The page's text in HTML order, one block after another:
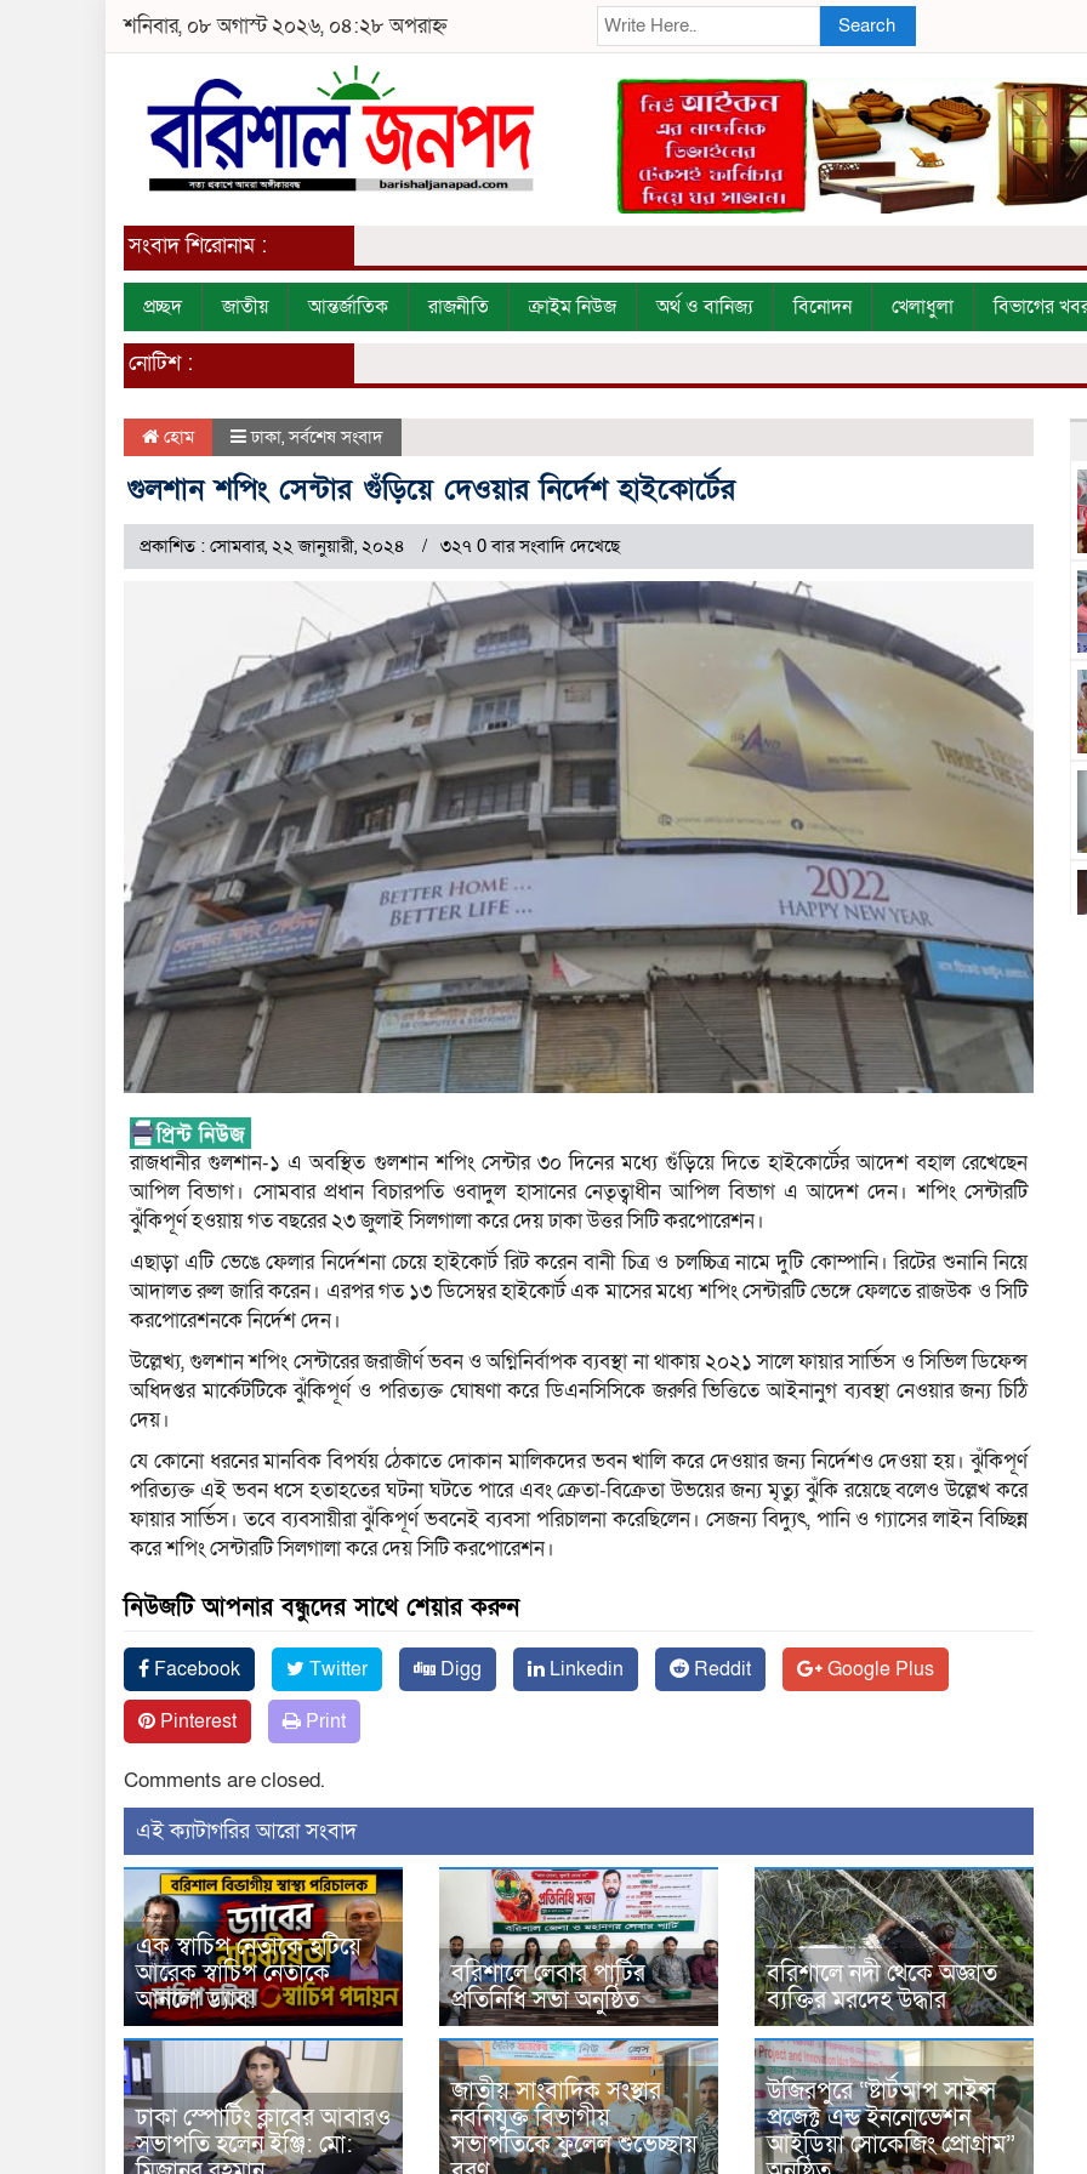
শনিবার, ০৮ অগাস্ট ২০২৬, ০৪:২৮ অপরাহ্ন Search
সংবাদ শিরোনাম :
প্রচ্ছদ জাতীয় আন্তর্জাতিক রাজনীতি ক্রাইম নিউজ অর্থ ও বানিজ্য বিনোদন খেলাধুলা বিভাগের
নোটিশ :
হোম ঢাকা,সর্বশেষ সংবাদ
গুলশান শপিং সেন্টার গুঁড়িয়ে দেওয়ার নির্দেশ হাইকোর্টের
প্রকাশিত : সোমবার, ২২ জানুয়ারী, ২০২৪ ৩২৭ 0 বার সংবাদি দেখেছে
রাজধানীর গুলশান-১ এ অবস্থিত গুলশান শপিং সেন্টার ৩০ দিনের মধ্যে গুঁড়িয়ে দিতে হাইকোর্টের আদেশ বহাল রেখেছেন
আপিল বিভাগ। সোমবার প্রধান বিচারপতি ওবাদুল হাসানের নেতৃত্বাধীন আপিল বিভাগ এ আদেশ দেন। শপিং সেন্টারটি
ঝুঁকিপূর্ণ হওয়ায় গত বছরের ২৩ জুলাই সিলগালা করে দেয় ঢাকা উত্তর সিটি করপোরেশন।
এছাড়া এটি ভেঙে ফেলার নির্দেশনা চেয়ে হাইকোর্ট রিট করেন বানী চিত্র ও চলচ্চিত্র নামে দুটি কোম্পানি। রিটের শুনানি নিয়ে
আদালত রুল জারি করেন। এরপর গত ১৩ ডিসেম্বর হাইকোর্ট এক মাসের মধ্যে শপিং সেন্টারটি ভেঙ্গে ফেলতে রাজউক ও সিটি
করপোরেশনকে নির্দেশ দেন।
উল্লেখ্য, গুলশান শপিং সেন্টারের জরাজীর্ণ ভবন ও অগ্নিনির্বাপক ব্যবস্থা না থাকায় ২০২১ সালে ফায়ার সার্ভিস ও সিভিল ডিফেন্স
অধিদপ্তর মার্কেটটিকে ঝুঁকিপূর্ণ ও পরিত্যক্ত ঘোষণা করে ডিএনসিসিকে জরুরি ভিত্তিতে আইনানুগ ব্যবস্থা নেওয়ার জন্য চিঠি
দেয়।
যে কোনো ধরনের মানবিক বিপর্যয় ঠেকাতে দোকান মালিকদের ভবন খালি করে দেওয়ার জন্য নির্দেশও দেওয়া হয়। ঝুঁকিপূর্ণ
পরিত্যক্ত এই ভবন ধসে হতাহতের ঘটনা ঘটতে পারে এবং ক্রেতা-বিক্রেতা উভয়ের জন্য মৃত্যু ঝুঁকি রয়েছে বলেও উল্লেখ করে
ফায়ার সার্ভিস। তবে ব্যবসায়ীরা ঝুঁকিপূর্ণ ভবনেই ব্যবসা পরিচালনা করেছিলেন। সেজন্য বিদ্যুৎ, পানি ও গ্যাসের লাইন বিচ্ছিন্ন
করে শপিং সেন্টারটি সিলগালা করে দেয় সিটি করপোরেশন।
নিউজটি আপনার বন্ধুদের সাথে শেয়ার করুন
Facebook Twitter Digg Linkedin Reddit
Google Plus
Pinterest
Print
Comments are closed.
‍এই ক্যাটাগরির ‍আরো সংবাদ
এক স্বাচিপ নেতাকে হটিয়ে
আরেক স্বাচিপ নেতাকে
আনলো ড্যাব!
বরিশালে লেবার পার্টির
প্রতিনিধি সভা অনুষ্ঠিত
বরিশালে নদী থেকে অজ্ঞাত
ব্যক্তির মরদেহ উদ্ধার
ঢাকা স্পোর্টিং ক্লাবের আবারও
সভাপতি হলেন ইঞ্জি: মো:
জাতীয় সাংবাদিক সংস্থার
নবনিযুক্ত বিভাগীয়
সভাপতিকে ফুলেল শুভেচ্ছায়
উজিরপুরে “ষ্টার্টআপ সাইন্স
প্রজেক্ট এন্ড ইননোভেশন
আইডিয়া সোকেজিং প্রোগ্রাম”